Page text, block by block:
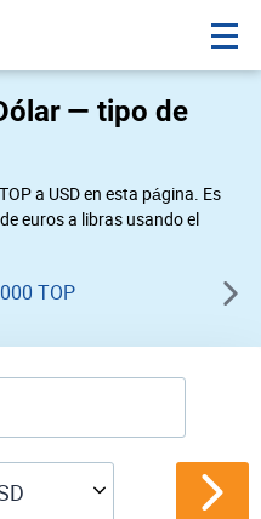
— tipo de
a USD en esta página. Es
euros a libras usando el
vaya al convertidor de pares
TOP